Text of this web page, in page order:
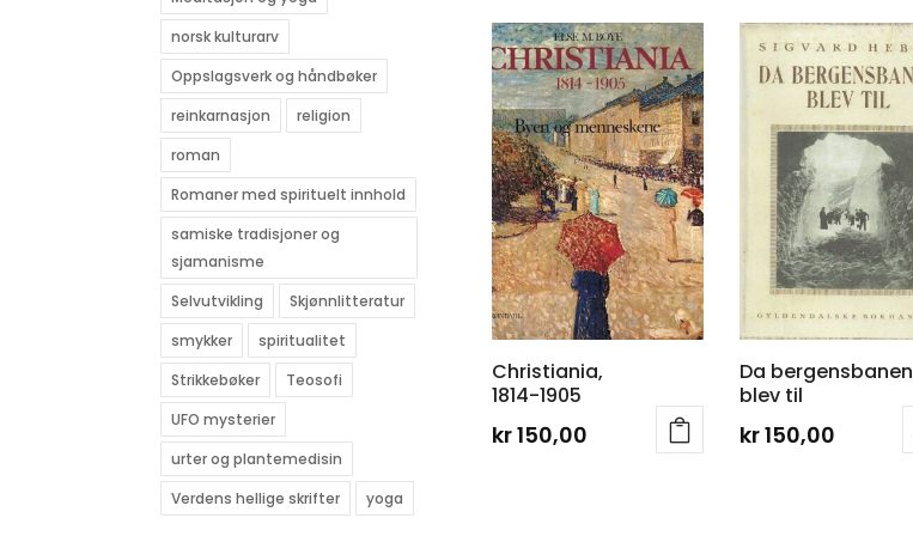
Christiania,
1814-1905
kr150,00
Da bergensbanen
blev til
kr150,00
norsk kulturarv
Oppslagsverk og håndbøker
reinkarnasjon
religion
roman
Romaner med spirituelt innhold
samiske tradisjoner og
sjamanisme
Selvutvikling
Skjønnlitteratur
smykker
spiritualitet
Strikkebøker
Teosofi
UFO mysterier
urter og plantemedisin
Verdens hellige skrifter
yoga